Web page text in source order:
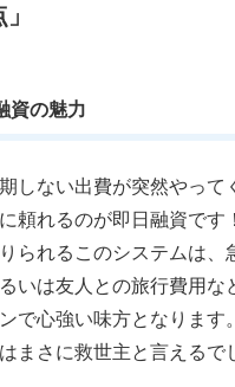
資の魅力
しない出費が突然やって
頼れるのが即日融資です
られるこのシステムは、
いは友人との旅行費用な
で心強い味方となります
まさに救世主と言えるで